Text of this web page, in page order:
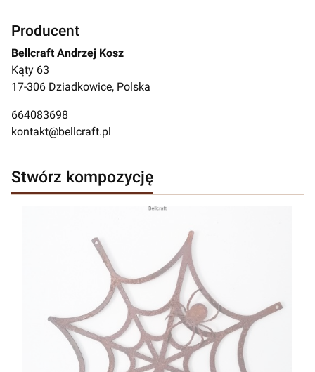
Producent
Bellcraft Andrzej Kosz
Kąty 63
17-306 Dziadkowice, Polska
664083698
kontakt@bellcraft.pl
Stwórz kompozycję